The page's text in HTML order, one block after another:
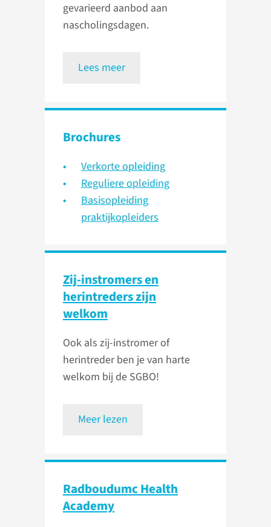
gevarieerd aanbod aan
nascholingsdagen.
Lees meer
Brochures
Verkorte opleiding
Reguliere opleiding
Basisopleiding
praktijkopleiders
Zij-instromers en
herintreders zijn
welkom
Ook als zij-instromer of
herintreder ben je van harte
welkom bij de SGBO!
Meer lezen
Radboudumc Health
Academy